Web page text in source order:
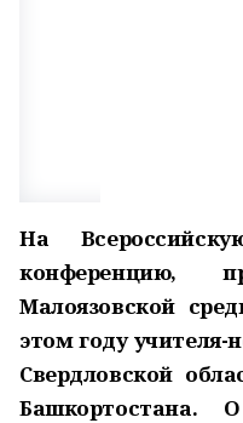
На
конференцию,
Малоязовской
этом году учителя-
Свердловской
Башкортостана.